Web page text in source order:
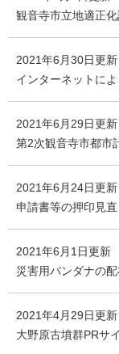
観音寺市立地適正
2021年6月30日更新
インターネットに
2021年6月29日更新
第2次観音寺市都市
2021年6月24日更新
申請書等の押印見
2021年6月1日更新
災害用バンダナの
2021年4月29日更新
大野原古墳群PRサ